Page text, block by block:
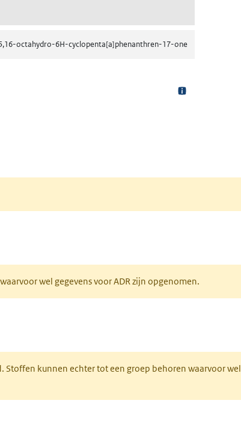
octahydro-6H-cyclopenta[a]phenanthren-17-one
wel gegevens voor ADR zijn opgenomen.
Stoffen kunnen echter tot een groep behoren waarvoor wel